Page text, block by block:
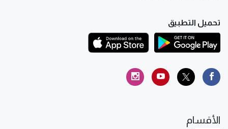
تحميل التطبيق
الأقسام